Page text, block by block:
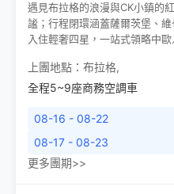
遇見布拉格的浪漫與CK小鎮的
謐；行程閉環涵蓋薩爾茨堡、
入住輕奢四星，一站式領略中
上團地點： 布拉格,
全程5~9座商務空調車
08-16 - 08-22
08-17 - 08-23
更多團期>>